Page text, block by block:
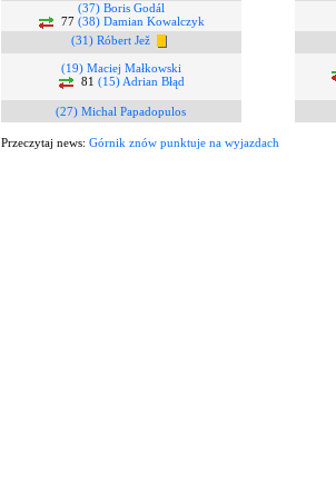
(37) Boris Godál
77 (38) Damian Kowalczyk
(31) Róbert Jež
(19) Maciej Małkowski
81 (15) Adrian Błąd
(27) Michal Papadopulos
Przeczytaj news: Górnik znów punktuje na wyjazdach